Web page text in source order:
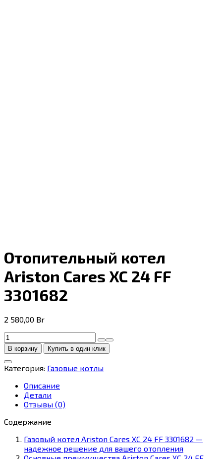
Отопительный котел
Ariston Cares XC 24 FF
3301682
2 580,00 Br
Количество
товара
Отопительный
котел
Ariston
Cares
3301682
В корзину Купить в один клик
Категория: Газовые котлы
Описание
Детали
Отзывы (0)
Содержание
Газовый котел Ariston Cares XC 24 FF 3301682 —
надежное решение для вашего отопления